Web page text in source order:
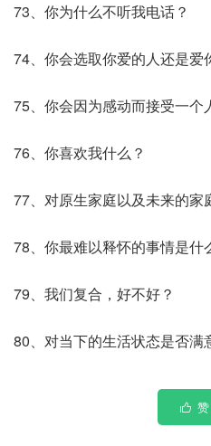
73、你为什么不听我电话？
74、你会选取你爱的人还是爱
75、你会因为感动而接受一个
76、你喜欢我什么？
77、对原生家庭以及未来的家
78、你最难以释怀的事情是什
79、我们复合，好不好？
80、对当下的生活状态是否满
